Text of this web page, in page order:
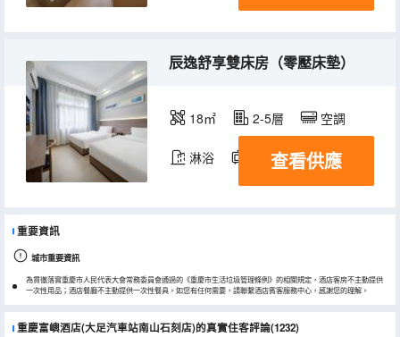
辰逸舒享雙床房（零壓床墊）
18㎡ 2-5層 空調
淋浴 電視機
查看供應
重要資訊
城市重要資訊
為貫徹落實重慶市人民代表大會常務委員會通過的《重慶市生活垃圾管理條例》的相關規定，酒店客房不主動提供
一次性用品；酒店餐廳不主動提供一次性餐具。如您有任何需要，請聯繫酒店賓客服務中心，感謝您的理解。
重慶富嶼酒店(大足汽車站南山石刻店)的真實住客評論(1232)